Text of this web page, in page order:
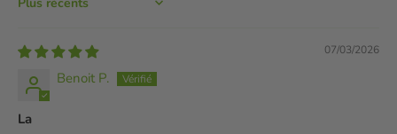
Sort by
07/03/2026
Benoit P.
La